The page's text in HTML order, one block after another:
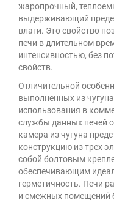
жаропрочный,
выдерживающий
влаги. Это свойство
печи в длительном
интенсивностью, без
свойств.
Отличительной
выполненных из
использования в
службы данных печей
камера из чугуна
конструкцию из трех
собой болтовым
обеспечивающим
герметичность. Печи
и смежных помещений